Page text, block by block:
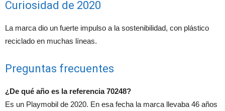
Curiosidad de 2020
La marca dio un fuerte impulso a la sostenibilidad, con plástico
reciclado en muchas líneas.
Preguntas frecuentes
¿De qué año es la referencia 70248?
Es un Playmobil de 2020. En esa fecha la marca llevaba 46 años